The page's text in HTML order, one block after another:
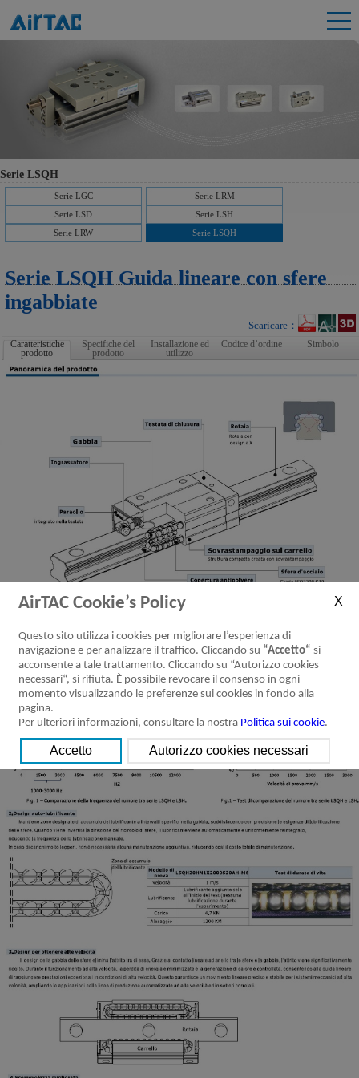
Serie LSQH
Serie LGC
Serie LRM
Serie LSD
Serie LSH
Serie LRW
Serie LSQH
Serie LSQH Guida lineare con sfere
ingabbiate
Scaricare：
Caratteristiche
prodotto
Specifiche del
prodotto
Installazione ed
utilizzo
Codice d’ordine Simbolo
AirTAC Cookie’s Policy
Questo sito utilizza i cookies per migliorare l’esperienza di
navigazione e per analizzare il traffico. Cliccando su “Accetto“ si
acconsente a tale trattamento. Cliccando su “Autorizzo cookies
necessari“, si rifiuta. È possibile revocare il consenso in ogni
momento visualizzando le preferenze sui cookies in fondo alla
pagina.
Per ulteriori informazioni, consultare la nostra Politica sui cookie.